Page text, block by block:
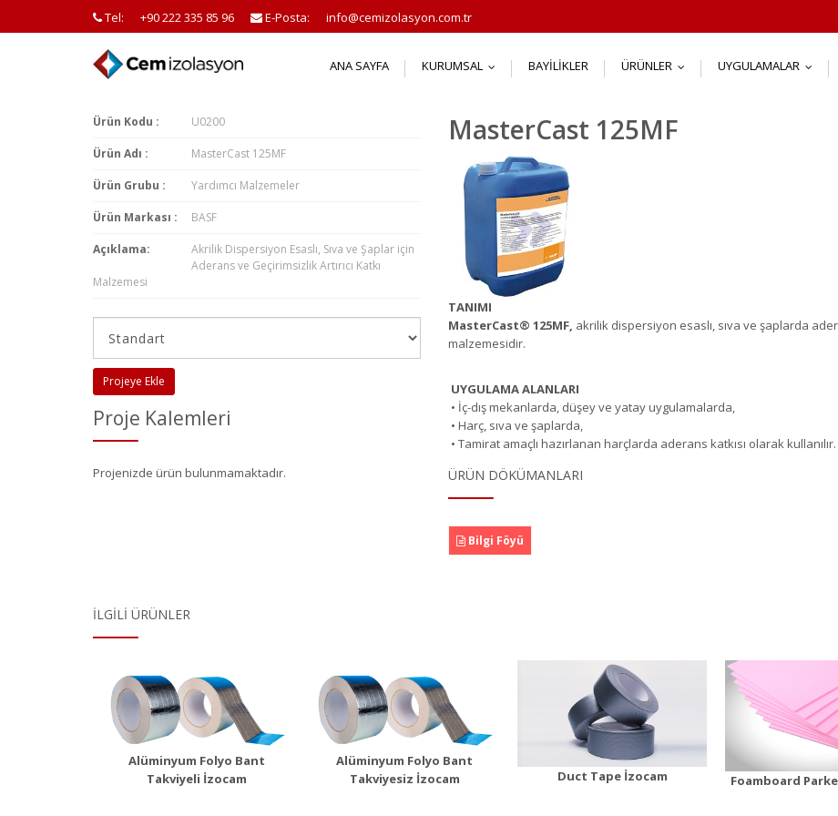
Tel: +90 222 335 85 96 E-Posta: info@cemizolasyon.com.tr
ANA SAYFA KURUMSAL BAYILIKLER ÜRÜNLER UYGULAMALAR
Ürün Kodu : U0200
Ürün Adı : MasterCast 125MF
Ürün Grubu : Yardımcı Malzemeler
Ürün Markası : BASF
Açıklama:
Akrilik Dispersiyon Esaslı, Sıva ve Şaplar için
Aderans ve Geçirimsizlik Artırıcı Katkı
Malzemesi
Projeye Ekle
Proje Kalemleri
Projenizde ürün bulunmamaktadır.
MasterCast 125MF
TANIMI
MasterCast® 125MF, akrilik dispersiyon esaslı, sıva ve şaplarda
malzemesidir.
UYGULAMA ALANLARI
• İç-dış mekanlarda, düşey ve yatay uygulamalarda,
• Harç, sıva ve şaplarda,
• Tamirat amaçlı hazırlanan harçlarda aderans katkısı olarak kullanılır.
ÜRÜN DÖKÜMANLARI
Bilgi Föyü
İLGILI ÜRÜNLER
Alüminyum Folyo Bant
Takviyeli İzocam
Alüminyum Folyo Bant
Takviyesiz İzocam
Alüminyum Folyo
Bant Takviyesiz
Ürün Detayı
Duct Tape İzocam
Duct Tape
Ürün Detayı
Foamboard
Foamboard Parke
Altı
Ürün Detayı
Ürün